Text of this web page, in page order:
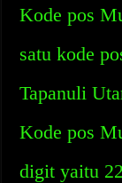
Kode pos
satu kode
Tapanuli
Kode pos
digit yaitu